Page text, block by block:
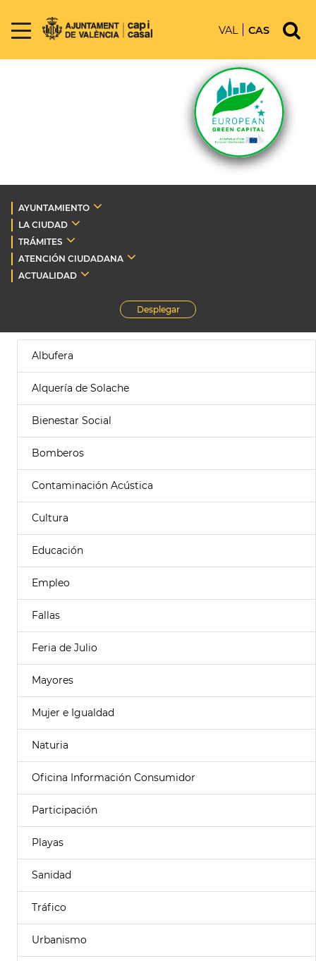
VAL CAS
AYUNTAMIENTO
LA CIUDAD
TRÁMITES
ATENCIÓN CIUDADANA
ACTUALIDAD
Desplegar
Albufera
Alquería de Solache
Bienestar Social
Bomberos
Contaminación Acústica
Cultura
Educación
Empleo
Fallas
Feria de Julio
Mayores
Mujer e Igualdad
Naturia
Oficina Información Consumidor
Participación
Playas
Sanidad
Tráfico
Urbanismo